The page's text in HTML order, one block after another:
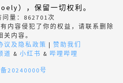
），保留一切权利。
量： 862701次
内容侵犯了你的权益，请联系删除
关内容。
议及隐私政策 | 赞助我们
道 & 小红书 & 哔哩哔哩
20240000号